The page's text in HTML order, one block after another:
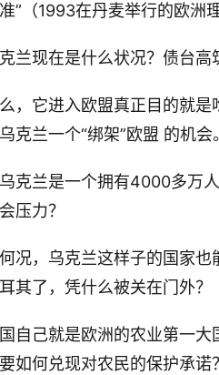
”（1993在丹麦举行的欧洲
兰现在是什么状况？债台
，它进入欧盟真正目的就是
克兰一个“绑架”欧盟 的机会。
克兰是一个拥有4000多万
压力？
况，乌克兰这样子的国家
其了，凭什么被关在门外？
自己就是欧洲的农业第一
如何兑现对农民的保护承诺？